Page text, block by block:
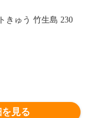
きゅう 竹生島 230
見る